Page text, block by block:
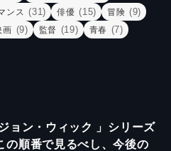
ンス (31) 俳優 (15) 冒険 (9)
画 (9) 監督 (19) 青春 (7)
ジョン・ウィック 」シリーズ
の順番で見るべし、今後の